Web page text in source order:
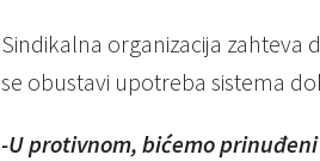
Sindikalna organizacija zahteva
se obustavi upotreba sistema
-U protivnom, bićemo